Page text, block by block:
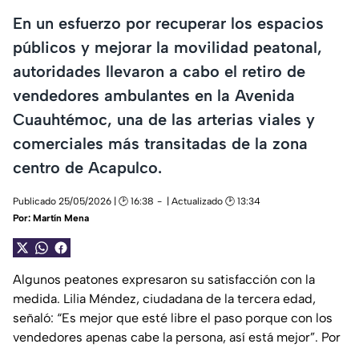
En un esfuerzo por recuperar los espacios
públicos y mejorar la movilidad peatonal,
autoridades llevaron a cabo el retiro de
vendedores ambulantes en la Avenida
Cuauhtémoc, una de las arterias viales y
comerciales más transitadas de la zona
centro de Acapulco.
Publicado 25/05/2026 | 🕑 16:38
| Actualizado 🕑 13:34
Por: Martín Mena
Algunos peatones expresaron su satisfacción con la
medida. Lilia Méndez, ciudadana de la tercera edad,
señaló: “Es mejor que esté libre el paso porque con los
vendedores apenas cabe la persona, así está mejor”. Por